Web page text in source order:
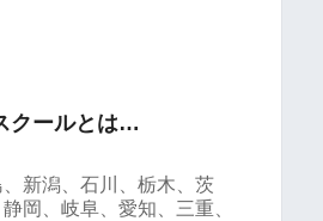
クールとは…
新潟、石川、栃木、茨
岡、岐阜、愛知、三重、